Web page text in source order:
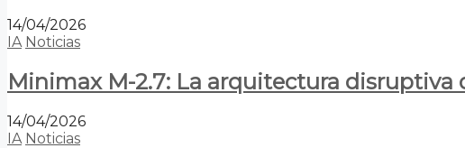
14/04/2026
IA Noticias
Minimax M-2.7: La arquitectura disruptiva
14/04/2026
IA Noticias